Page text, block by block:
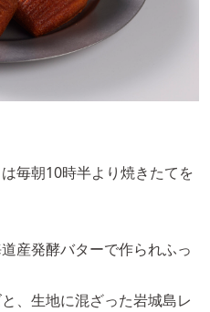
毎朝10時半より焼きたてを
産発酵バターで作られふっ
、生地に混ざった岩城島レ